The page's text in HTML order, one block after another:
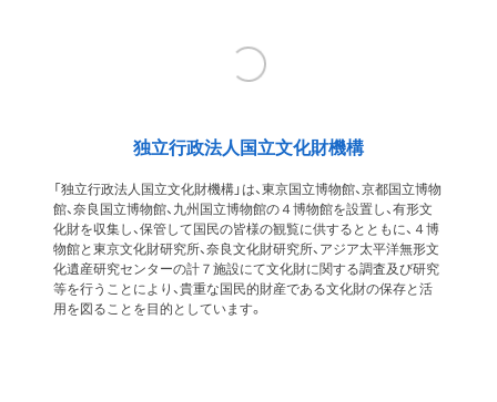
独立行政法人国立文化財機構
「独立行政法人国立文化財機構」は、東京国立博物館、京都国立博物
館、奈良国立博物館、九州国立博物館の４博物館を設置し、有形文
化財を収集し、保管して国民の皆様の観覧に供するとともに、４博
物館と東京文化財研究所、奈良文化財研究所、アジア太平洋無形文
化遺産研究センターの計７施設にて文化財に関する調査及び研究
等を行うことにより、貴重な国民的財産である文化財の保存と活
用を図ることを目的としています。